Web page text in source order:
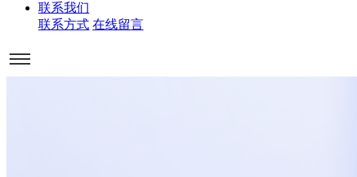
联系我们
联系方式 在线留言